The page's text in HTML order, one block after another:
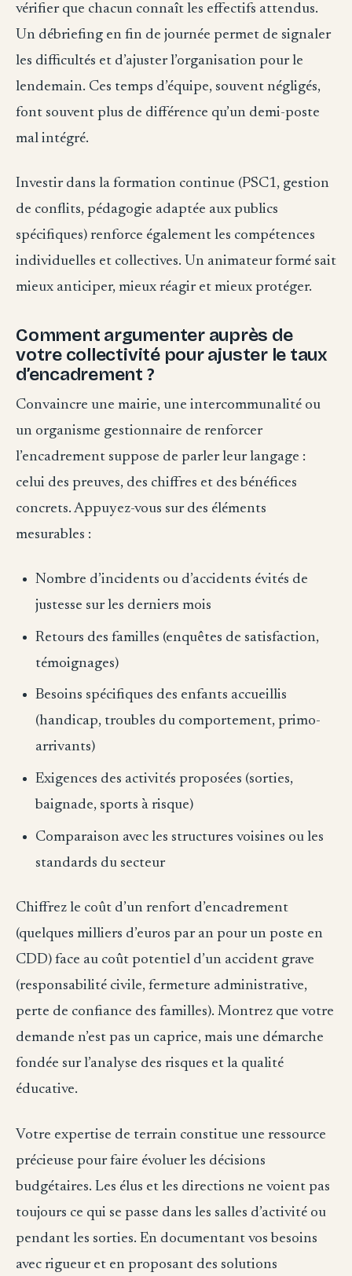
vérifier que chacun connaît les effectifs attendus.
Un débriefing en fin de journée permet de signaler
les difficultés et d’ajuster l’organisation pour le
lendemain. Ces temps d’équipe, souvent négligés,
font souvent plus de différence qu’un demi-poste
mal intégré.
Investir dans la formation continue (PSC1, gestion
de conflits, pédagogie adaptée aux publics
spécifiques) renforce également les compétences
individuelles et collectives. Un animateur formé sait
mieux anticiper, mieux réagir et mieux protéger.
Comment argumenter auprès de
votre collectivité pour ajuster le taux
d’encadrement ?
Convaincre une mairie, une intercommunalité ou
un organisme gestionnaire de renforcer
l’encadrement suppose de parler leur langage :
celui des preuves, des chiffres et des bénéfices
concrets. Appuyez-vous sur des éléments
mesurables :
Nombre d’incidents ou d’accidents évités de
justesse sur les derniers mois
Retours des familles (enquêtes de satisfaction,
témoignages)
Besoins spécifiques des enfants accueillis
(handicap, troubles du comportement, primo-
arrivants)
Exigences des activités proposées (sorties,
baignade, sports à risque)
Comparaison avec les structures voisines ou les
standards du secteur
Chiffrez le coût d’un renfort d’encadrement
(quelques milliers d’euros par an pour un poste en
CDD) face au coût potentiel d’un accident grave
(responsabilité civile, fermeture administrative,
perte de confiance des familles). Montrez que votre
demande n’est pas un caprice, mais une démarche
fondée sur l’analyse des risques et la qualité
éducative.
Votre expertise de terrain constitue une ressource
précieuse pour faire évoluer les décisions
budgétaires. Les élus et les directions ne voient pas
toujours ce qui se passe dans les salles d’activité ou
pendant les sorties. En documentant vos besoins
avec rigueur et en proposant des solutions